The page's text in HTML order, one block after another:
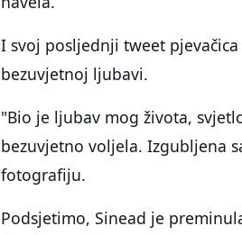
I svoj posljednji tweet
bezuvjetnoj ljubavi.
"Bio je ljubav mog života,
bezuvjetno voljela. Izgubljena
fotografiju.
Podsjetimo, Sinead je